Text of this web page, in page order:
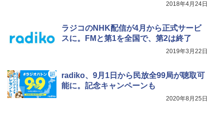
2018年4月24日
ラジコのNHK配信が4月から正式サービ
スに。FMと第1を全国で、第2は終了
2019年3月22日
radiko、9月1日から民放全99局が聴取可
能に。記念キャンペーンも
2020年8月25日